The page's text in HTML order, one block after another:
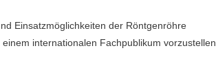
Einsatzmöglichkeiten der Röntgenröhre
internationalen Fachpublikum vorzustellen